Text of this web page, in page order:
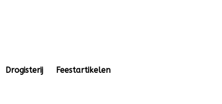
Drogisterij Feestartikelen